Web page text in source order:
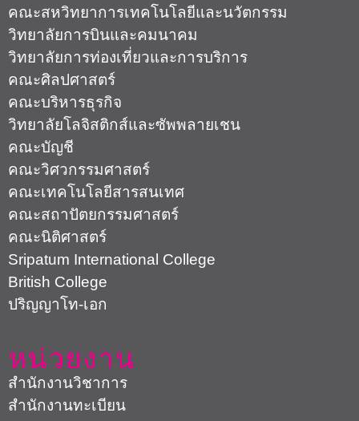
คณะสหวิทยาการเทคโนโลยีและนวัตกรรม
วิทยาลัยการบินและคมนาคม
วิทยาลัยการท่องเที่ยวและการบริการ
คณะศิลปศาสตร์
คณะบริหารธุรกิจ
วิทยาลัยโลจิสติกส์และซัพพลายเชน
คณะบัญชี
คณะวิศวกรรมศาสตร์
คณะเทคโนโลยีสารสนเทศ
คณะสถาปัตยกรรมศาสตร์
คณะนิติศาสตร์
Sripatum International College
British College
ปริญญาโท-เอก
หน่วยงาน
สำนักงานวิชาการ
สำนักงานทะเบียน